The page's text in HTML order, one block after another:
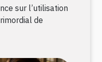
sur l’utilisation
de